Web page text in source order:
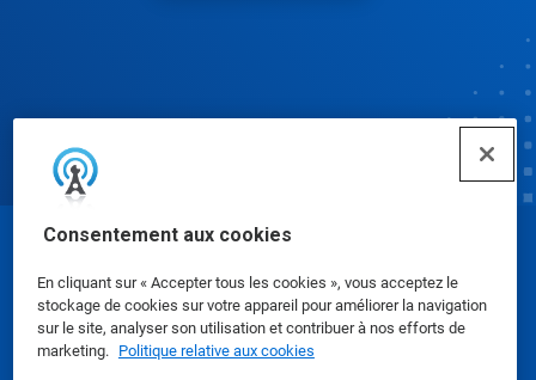
Consentement aux cookies
En cliquant sur « Accepter tous les cookies », vous acceptez le
stockage de cookies sur votre appareil pour améliorer la navigation
sur le site, analyser son utilisation et contribuer à nos efforts de
marketing. Politique relative aux cookies
Fiches de données de sécurité|Politique de
confidentialité|conditions d'utilisation